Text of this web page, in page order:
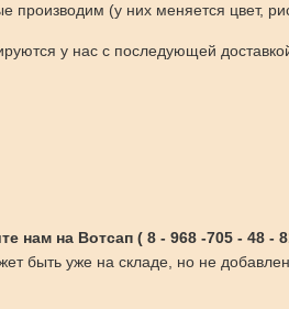
производим (у них меняется цвет,
у нас с последующей
нам на Вотсап ( 8 - 968 -705 - 48 -
быть уже на складе, но не